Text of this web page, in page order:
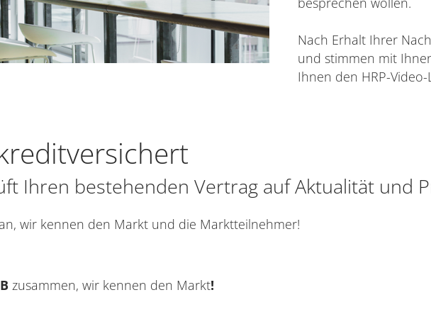
Nach Erhalt Ihrer
und stimmen mit
Ihnen den HRP-
Ihren bestehenden Vertrag auf Aktualität und
wir kennen den Markt und die Marktteilnehmer!
B zusammen, wir kennen den Markt!